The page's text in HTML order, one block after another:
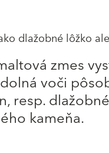
dlažobné lôžko
zmes
voči
resp.
kameňa.